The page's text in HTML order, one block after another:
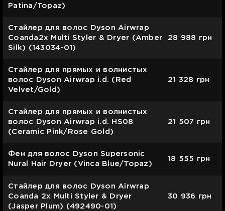
Patina/Topaz)
Cтайлер для волос Dyson Airwrap
Coanda2х Multi Styler & Dryer (Amber
Silk) (143034-01)
28 988 грн
Стайлер для прямых и волнистых
волос Dyson Airwrap i.d. (Red
Velvet/Gold)
21 328 грн
Стайлер для прямых и волнистых
волос Dyson Airwrap i.d. HS08
(Ceramic Pink/Rose Gold)
21 507 грн
Фен для волос Dyson Supersonic
Nural Hair Dryer (Vinca Blue/Topaz)
18 555 грн
Cтайлер для волос Dyson Airwrap
Coanda 2х Multi Styler & Dryer
(Jasper Plum) (492490-01)
30 936 грн